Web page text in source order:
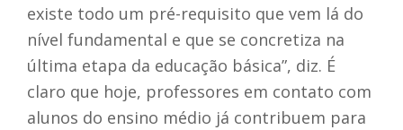
existe todo um pré-requisito que vem lá do
nível fundamental e que se concretiza na
última etapa da educação básica”, diz. É
claro que hoje, professores em contato com
alunos do ensino médio já contribuem para